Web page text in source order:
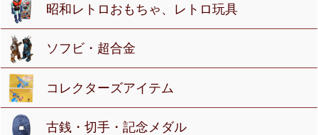
昭和レトロおもちゃ、レトロ玩具
ソフビ・超合金
コレクターズアイテム
古銭・切手・記念メダル